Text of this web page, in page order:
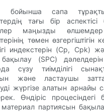
бойынша сапа
тағы бір
маңызды
төмен өзгергіштігін
индекстерін (Cp, Cpk)
бақылау (SPC)
сүзу тиімділігі
және ластаушы
жүргізе алатын арнайы
Өндіріс
партиясын